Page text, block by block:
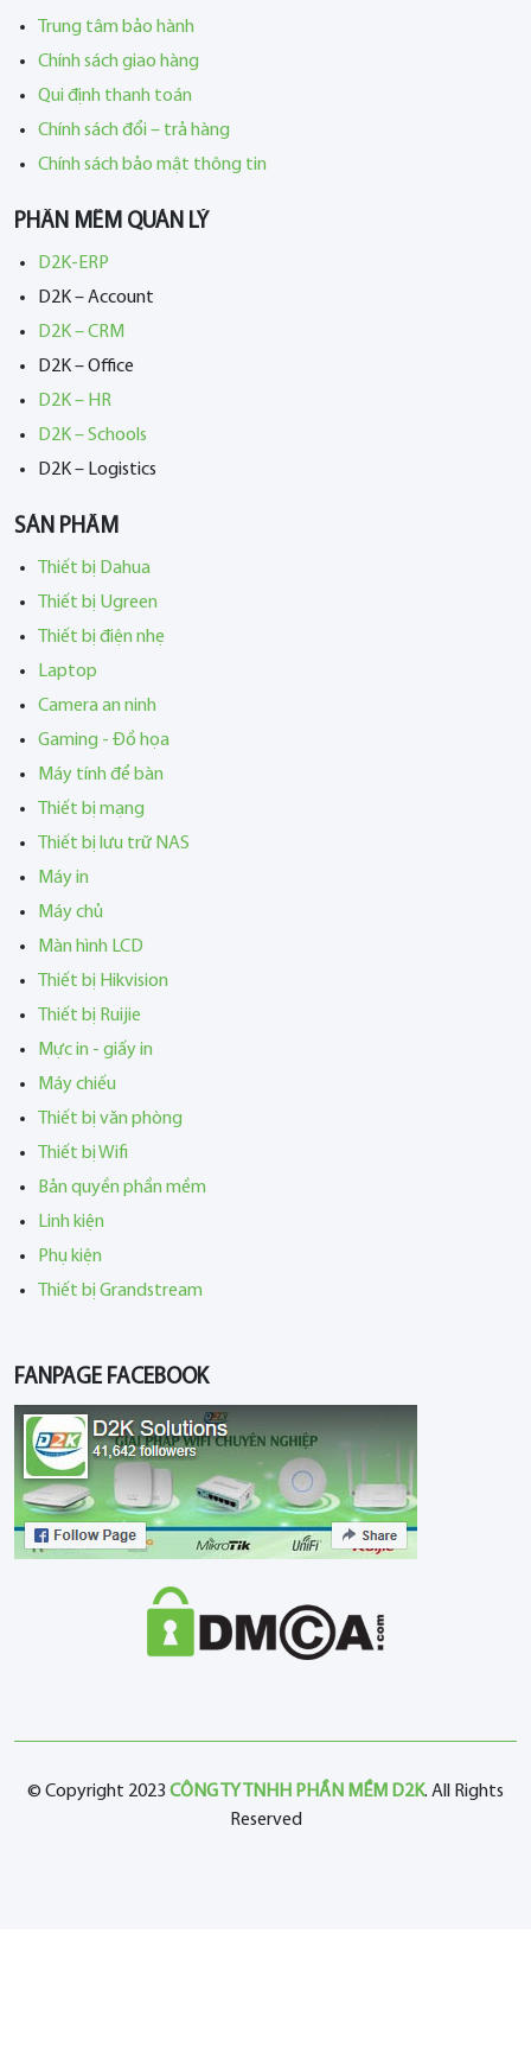
Trung tâm bảo hành
Chính sách giao hàng
Qui định thanh toán
Chính sách đổi – trả hàng
Chính sách bảo mật thông tin
PHẦN MỀM QUẢN LÝ
D2K-ERP
D2K – Account
D2K – CRM
D2K – Office
D2K – HR
D2K – Schools
D2K – Logistics
SẢN PHẨM
Thiết bị Dahua
Thiết bị Ugreen
Thiết bị điện nhẹ
Laptop
Camera an ninh
Gaming - Đồ họa
Máy tính để bàn
Thiết bị mạng
Thiết bị lưu trữ NAS
Máy in
Máy chủ
Màn hình LCD
Thiết bị Hikvision
Thiết bị Ruijie
Mực in - giấy in
Máy chiếu
Thiết bị văn phòng
Thiết bị Wifi
Bản quyền phần mềm
Linh kiện
Phụ kiện
Thiết bị Grandstream
FANPAGE FACEBOOK
© Copyright 2023 CÔNG TY TNHH PHẦN MỀM D2K. All Rights
Reserved